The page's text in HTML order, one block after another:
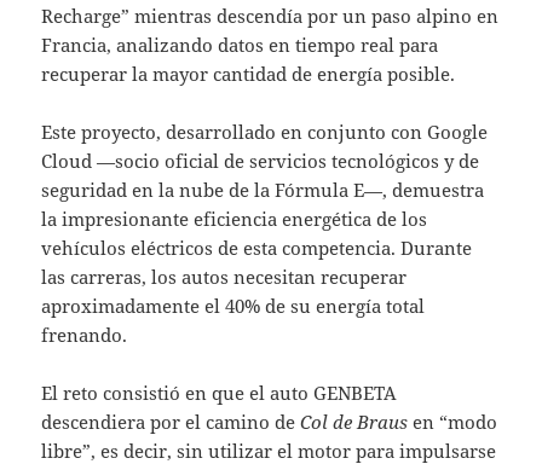
Recharge” mientras descendía por un paso alpino en
Francia, analizando datos en tiempo real para
recuperar la mayor cantidad de energía posible.
Este proyecto, desarrollado en conjunto con Google
Cloud —socio oficial de servicios tecnológicos y de
seguridad en la nube de la Fórmula E—, demuestra
la impresionante eficiencia energética de los
vehículos eléctricos de esta competencia. Durante
las carreras, los autos necesitan recuperar
aproximadamente el 40% de su energía total
frenando.
El reto consistió en que el auto GENBETA
descendiera por el camino deCol de Braus en “modo
libre”, es decir, sin utilizar el motor para impulsarse